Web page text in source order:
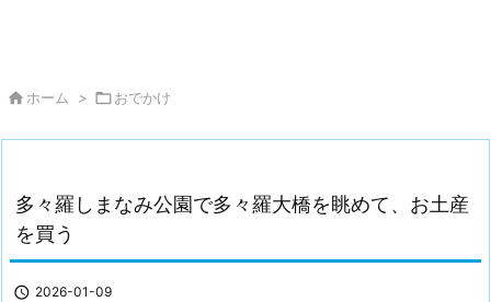
 ホーム > おでかけ
多々羅しまなみ公園で多々羅大橋を眺めて、お土産
を買う
 2026-01-09